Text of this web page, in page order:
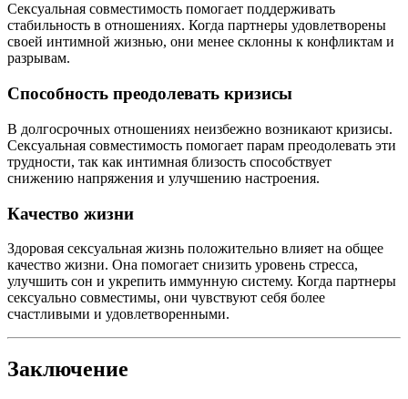
Сексуальная совместимость помогает поддерживать
стабильность в отношениях. Когда партнеры удовлетворены
своей интимной жизнью, они менее склонны к конфликтам и
разрывам.
Способность преодолевать кризисы
В долгосрочных отношениях неизбежно возникают кризисы.
Сексуальная совместимость помогает парам преодолевать эти
трудности, так как интимная близость способствует
снижению напряжения и улучшению настроения.
Качество жизни
Здоровая сексуальная жизнь положительно влияет на общее
качество жизни. Она помогает снизить уровень стресса,
улучшить сон и укрепить иммунную систему. Когда партнеры
сексуально совместимы, они чувствуют себя более
счастливыми и удовлетворенными.
Заключение